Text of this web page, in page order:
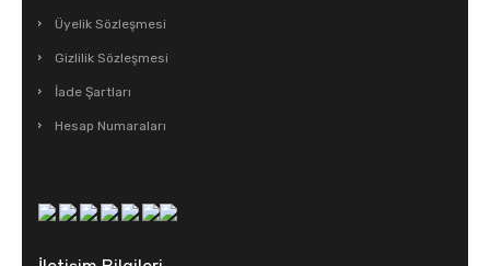
Üyelik Sözleşmesi
Gizlilik Sözleşmesi
İade Şartları
Hesap Numaraları